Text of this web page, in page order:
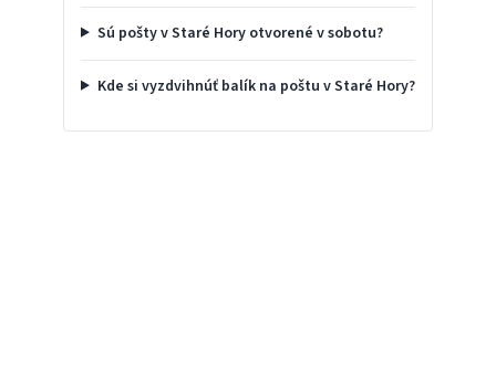
Sú pošty v Staré Hory otvorené v sobotu?
Kde si vyzdvihnúť balík na poštu v Staré Hory?